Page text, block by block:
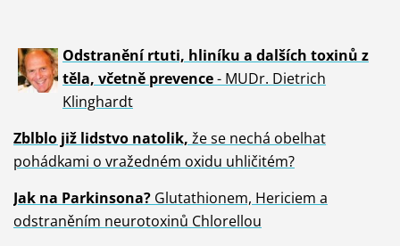
Odstranění rtuti, hliníku a dalších toxinů z
těla, včetně prevence- MUDr. Dietrich
Klinghardt
Zblblo již lidstvo natolik, že se nechá obelhat
pohádkami o vražedném oxidu uhličitém?
Jak na Parkinsona?Glutathionem, Hericiem a
odstraněním neurotoxinů Chlorellou